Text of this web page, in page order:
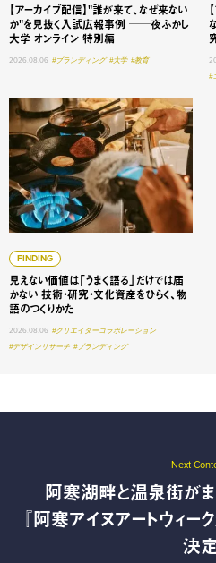
【アーカイブ配信】"誰が来て、なぜ来ない
か"を見抜く入試広報事例 ──夜ふかし
大学 オンライン 特別編
2026.08.06 #ブランディング #大学 #教育
#
FINDING
見えない価値は「うまく語る」だけでは届
かない 技術・研究・文化資産をひらく、物
語のつくりかた
2026.08.06 #クリエイターコラボレーション
#デザインリサーチ #ブランディング
見えない価値は「うまく語る
Next
阿寒湖畔と温泉街がま
『阿寒アイヌアートウィ
決